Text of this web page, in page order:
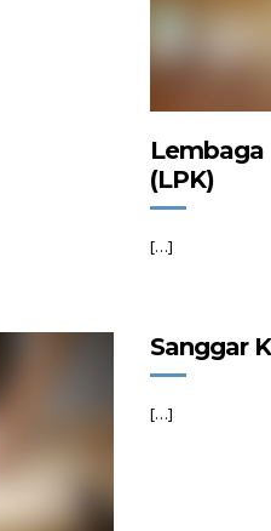
Lembaga
(LPK)
[…]
Sanggar
[…]